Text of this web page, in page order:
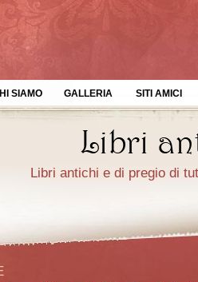
SIAMO GALLERIA SITI AMICI
Libri antichi e di pregio di